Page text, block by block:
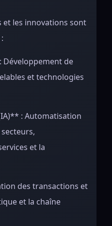
et les innovations sont
de
et technologies
: Automatisation
et la
des transactions et
et la chaîne